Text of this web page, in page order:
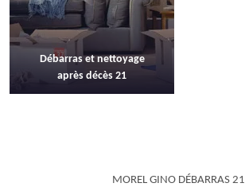
Débarras et nettoyage
après décès 21
MOREL GINO DÉBARRAS 21